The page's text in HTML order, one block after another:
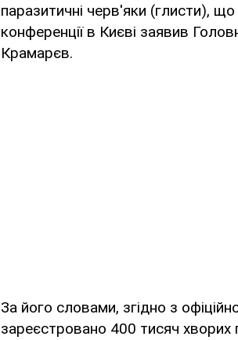
паразитичні черв'яки (глисти),
конференції в Києві заявив
Крамарєв.
За його словами, згідно з
зареєстровано 400 тисяч хворих